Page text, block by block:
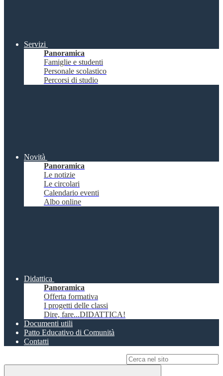
Servizi
Panoramica
Famiglie e studenti
Personale scolastico
Percorsi di studio
Novità
Panoramica
Le notizie
Le circolari
Calendario eventi
Albo online
Didattica
Panoramica
Offerta formativa
I progetti delle classi
Dire, fare...DIDATTICA!
Documenti utili
Patto Educativo di Comunità
Contatti